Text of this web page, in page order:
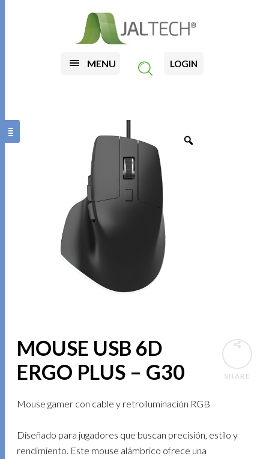
MENU LOGIN
SHARE
MOUSE USB 6D
ERGO PLUS – G30
Mouse gamer con cable y retroiluminación RGB
Diseñado para jugadores que buscan precisión, estilo y
rendimiento. Este mouse alámbrico ofrece una